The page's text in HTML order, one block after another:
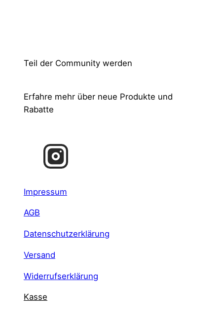
Teil der Community werden
Erfahre mehr über neue Produkte und
Rabatte
Impressum
AGB
Datenschutzerklärung
Versand
Widerrufserklärung
Kasse